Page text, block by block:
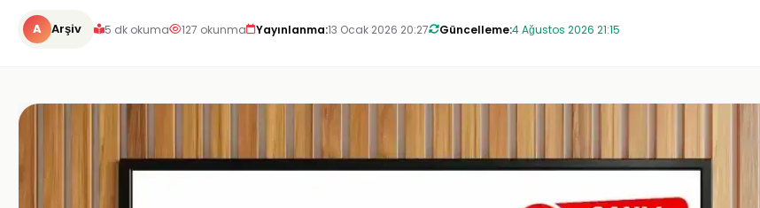
A Arşiv 5 dk okuma 127 okunma Yayınlanma:13 Ocak 2026 20:27 Güncelleme:4 Ağustos 2026 21:15